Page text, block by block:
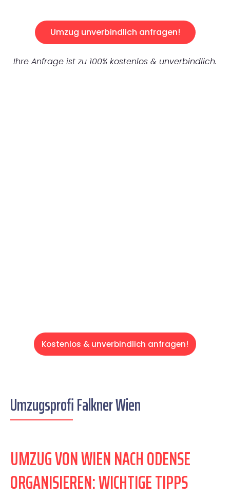
Umzug unverbindlich anfragen!
Ihre Anfrage ist zu 100% kostenlos & unverbindlich.
Kostenlos & unverbindlich anfragen!
Umzugsprofi Falkner Wien
UMZUG VON WIEN NACH ODENSE
ORGANISIEREN: WICHTIGE TIPPS